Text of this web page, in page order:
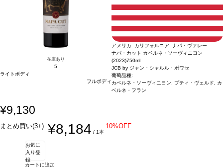
ト！
テイスティングノートフレッシュでフルーティーな
アロマとアーモンドや花の香りを持つ。風味は豊かで、芳
醇。フレッシュさとフルーティーさの愛らしさを表現して
いる。
葡萄品種ピノ・ノワール、シャルドネ
フルーティーさの愛らしさを表現している。葡萄品種ピノ・ノワール、シャルド
在庫あり
5
ライトボディ
フルボディ
アメリカ カリフォルニア ナパ・ヴァレー
ナパ・カット カベルネ・ソーヴィニヨン
(2023)750ml
JCB by ジャン・シャルル・ボワセ
葡萄品種:
カベルネ・ソーヴィニヨン, プティ・ヴェルド, カ
ベルネ・フラン
¥9,130
まとめ買い(3+) ¥8,184 / 1本
10%OFF
お気に
入り登
録
カートに追加